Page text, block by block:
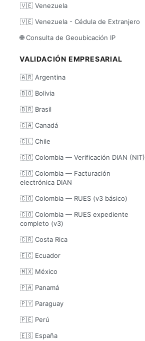
🇻🇪 Venezuela
🇻🇪 Venezuela - Cédula de Extranjero
🌐 Consulta de Geoubicación IP
VALIDACIÓN EMPRESARIAL
🇦🇷 Argentina
🇧🇴 Bolivia
🇧🇷 Brasil
🇨🇦 Canadá
🇨🇱 Chile
🇨🇴 Colombia — Verificación DIAN (NIT)
🇨🇴 Colombia — Facturación
electrónica DIAN
🇨🇴 Colombia — RUES (v3 básico)
🇨🇴 Colombia — RUES expediente
completo (v3)
🇨🇷 Costa Rica
🇪🇨 Ecuador
🇲🇽 México
🇵🇦 Panamá
🇵🇾 Paraguay
🇵🇪 Perú
🇪🇸 España